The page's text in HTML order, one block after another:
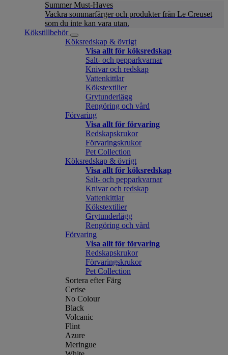
Summer Must-Haves
Vackra sommarfärger och produkter från Le Creuset
som du inte kan vara utan.
Kökstillbehör
Köksredskap & övrigt
Visa allt för köksredskap
Salt- och pepparkvarnar
Knivar och redskap
Vattenkittlar
Kökstextilier
Grytunderlägg
Rengöring och vård
Förvaring
Visa allt för förvaring
Redskapskrukor
Förvaringskrukor
Pet Collection
Köksredskap & övrigt
Visa allt för köksredskap
Salt- och pepparkvarnar
Knivar och redskap
Vattenkittlar
Kökstextilier
Grytunderlägg
Rengöring och vård
Förvaring
Visa allt för förvaring
Redskapskrukor
Förvaringskrukor
Pet Collection
Sortera efter Färg
Cerise
No Colour
Black
Volcanic
Flint
Azure
Meringue